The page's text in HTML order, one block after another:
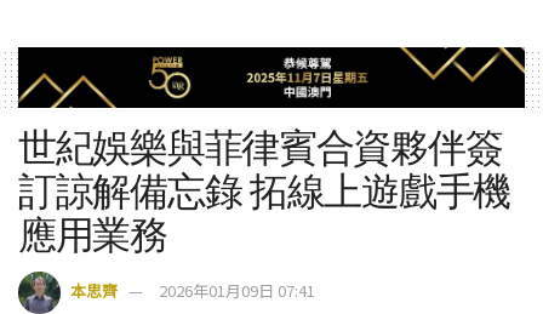
世紀娛樂與菲律賓合資夥伴簽
訂諒解備忘錄 拓線上遊戲手機
應用業務
本思齊 2026年01月09日 07:41